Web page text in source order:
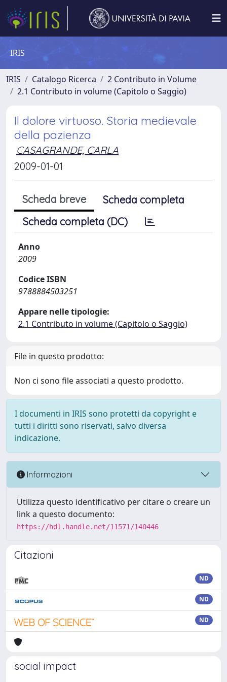
IRIS
IRIS Catalogo Ricerca
2 Contributo in Volume
2.1 Contributo in volume (Capitolo o Saggio)
Il dolore virtuoso. Storia medievale
della pazienza
CASAGRANDE, CARLA
2009-01-01
Scheda breve
Scheda completa
Scheda completa (DC)
Anno
2009
Codice ISBN
9788884503251
Appare nelle tipologie:
2.1 Contributo in volume (Capitolo o Saggio)
File in questo prodotto:
Non ci sono file associati a questo prodotto.
I documenti in IRIS sono protetti da copyright e
tutti i diritti sono riservati, salvo diversa
indicazione.
Informazioni
Utilizza questo identificativo per citare o creare un
link a questo documento:
https://hdl.handle.net/11571/140446
Citazioni
ND
ND
ND
social impact